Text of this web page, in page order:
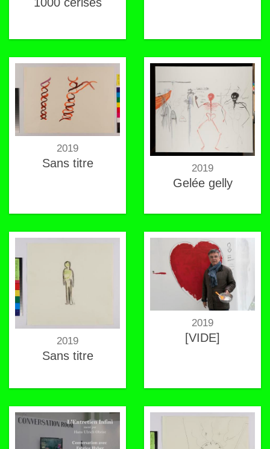
2019
Sans titre 2019
Gelée gelly
2019
Sans titre
2019
[VIDE]